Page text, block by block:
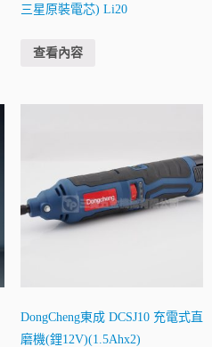
三星原裝電芯) Li20
查看內容
DongCheng東成 DCSJ10 充電式直
磨機(鋰12V)(1.5Ahx2)